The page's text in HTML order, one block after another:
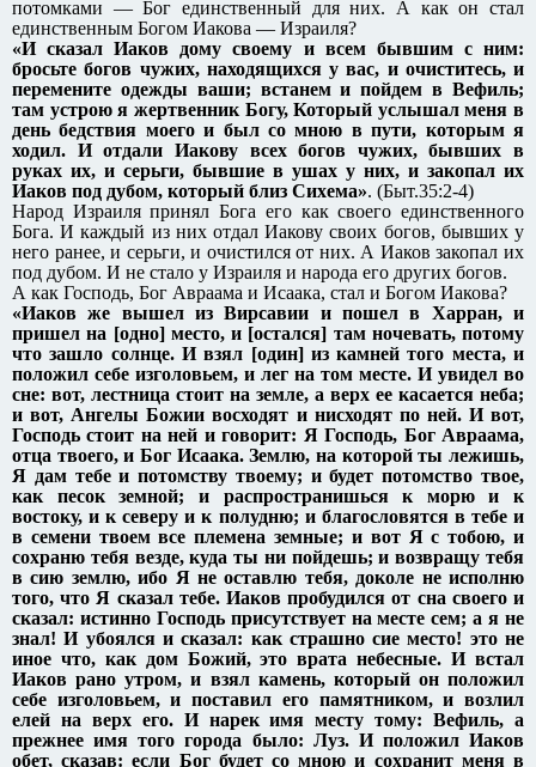
потомками — Бог единственный для них. А как он стал
единственным Богом Иакова — Израиля?
«И сказал Иаков дому своему и всем бывшим с ним:
бросьте богов чужих, находящихся у вас, и очиститесь, и
перемените одежды ваши; встанем и пойдем в Вефиль;
там устрою я жертвенник Богу, Который услышал меня в
день бедствия моего и был со мною в пути, которым я
ходил. И отдали Иакову всех богов чужих, бывших в
руках их, и серьги, бывшие в ушах у них, и закопал их
Иаков под дубом, который близ Сихема». (Быт.35:2-4)
Народ Израиля принял Бога его как своего единственного
Бога. И каждый из них отдал Иакову своих богов, бывших у
него ранее, и серьги, и очистился от них. А Иаков закопал их
под дубом. И не стало у Израиля и народа его других богов.
А как Господь, Бог Авраама и Исаака, стал и Богом Иакова?
«Иаков же вышел из Вирсавии и пошел в Харран, и
пришел на [одно] место, и [остался] там ночевать, потому
что зашло солнце. И взял [один] из камней того места, и
положил себе изголовьем, и лег на том месте. И увидел во
сне: вот, лестница стоит на земле, а верх ее касается неба;
и вот, Ангелы Божии восходят и нисходят по ней. И вот,
Господь стоит на ней и говорит: Я Господь, Бог Авраама,
отца твоего, и Бог Исаака. Землю, на которой ты лежишь,
Я дам тебе и потомству твоему; и будет потомство твое,
как песок земной; и распространишься к морю и к
востоку, и к северу и к полудню; и благословятся в тебе и
в семени твоем все племена земные; и вот Я с тобою, и
сохраню тебя везде, куда ты ни пойдешь; и возвращу тебя
в сию землю, ибо Я не оставлю тебя, доколе не исполню
того, что Я сказал тебе. Иаков пробудился от сна своего и
сказал: истинно Господь присутствует на месте сем; а я не
знал! И убоялся и сказал: как страшно сие место! это не
иное что, как дом Божий, это врата небесные. И встал
Иаков рано утром, и взял камень, который он положил
себе изголовьем, и поставил его памятником, и возлил
елей на верх его. И нарек имя месту тому: Вефиль, а
прежнее имя того города было: Луз. И положил Иаков
обет, сказав: если Бог будет со мною и сохранит меня в